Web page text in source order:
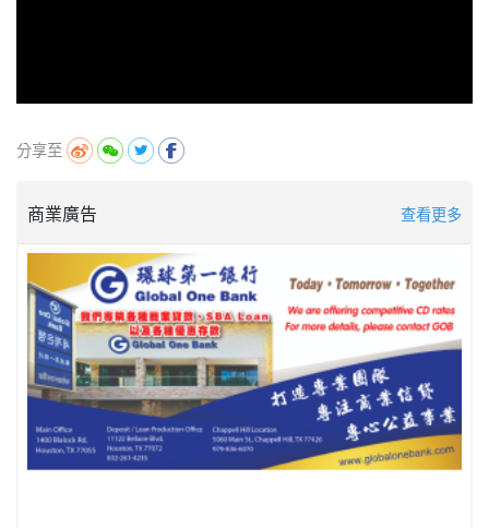
分享至
商業廣告 查看更多